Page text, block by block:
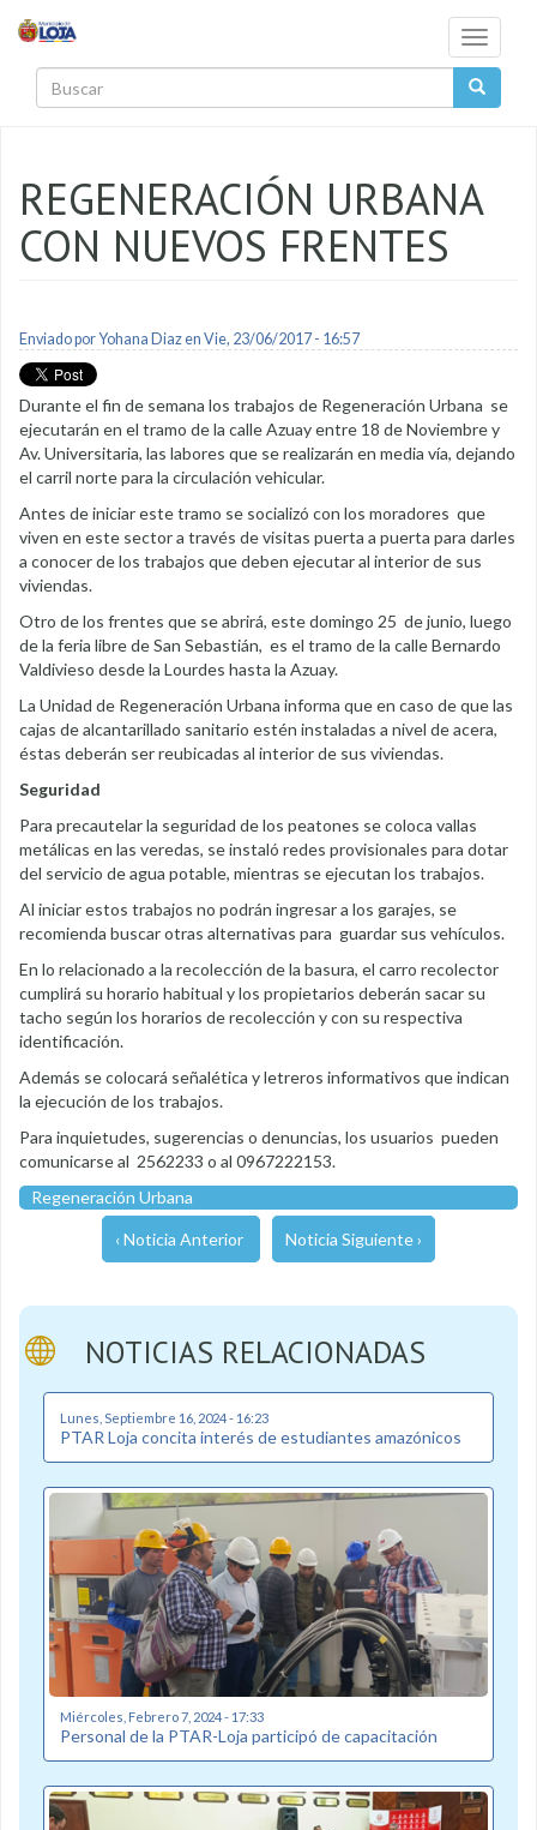
Toggle
REGENERACIÓN URBANA
CON NUEVOS FRENTES
Enviado porYohana Diazen Vie, 23/06/2017 - 16:57
Durante el fin de semana los trabajos de Regeneración Urbana se
ejecutarán en el tramo de la calle Azuay entre 18 de Noviembre y
Av. Universitaria, las labores que se realizarán en media vía, dejando
el carril norte para la circulación vehicular.
Antes de iniciar este tramo se socializó con los moradores que
viven en este sector a través de visitas puerta a puerta para darles
a conocer de los trabajos que deben ejecutar al interior de sus
viviendas.
Otro de los frentes que se abrirá, este domingo 25 de junio, luego
de la feria libre de San Sebastián, es el tramo de la calle Bernardo
Valdivieso desde la Lourdes hasta la Azuay.
La Unidad de Regeneración Urbana informa que en caso de que las
cajas de alcantarillado sanitario estén instaladas a nivel de acera,
éstas deberán ser reubicadas al interior de sus viviendas.
Seguridad
Para precautelar la seguridad de los peatones se coloca vallas
metálicas en las veredas, se instaló redes provisionales para dotar
del servicio de agua potable, mientras se ejecutan los trabajos.
Al iniciar estos trabajos no podrán ingresar a los garajes, se
recomienda buscar otras alternativas para guardar sus vehículos.
En lo relacionado a la recolección de la basura, el carro recolector
cumplirá su horario habitual y los propietarios deberán sacar su
tacho según los horarios de recolección y con su respectiva
identificación.
Además se colocará señalética y letreros informativos que indican
la ejecución de los trabajos.
Para inquietudes, sugerencias o denuncias, los usuarios pueden
comunicarse al 2562233 o al 0967222153.
Regeneración Urbana
‹ Noticia Anterior Noticia Siguiente ›
NOTICIAS RELACIONADAS
Lunes, Septiembre 16, 2024 - 16:23
PTAR Loja concita interés de estudiantes amazónicos
Miércoles, Febrero 7, 2024 - 17:33
Personal de la PTAR-Loja participó de capacitación